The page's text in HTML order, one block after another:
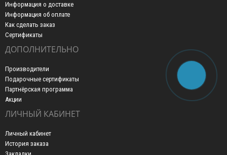
Информация о доставке
Информация об оплате
Как сделать заказ
Сертификаты
ДОПОЛНИТЕЛЬНО
Производители
Подарочные сертификаты
Партнёрская программа
Акции
ЛИЧНЫЙ КАБИНЕТ
Личный кабинет
История заказа